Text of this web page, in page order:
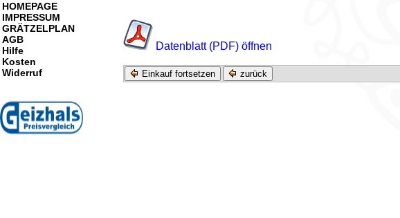
Datenblatt (PDF) öffnen
Einkauf fortsetzen zurück
HOMEPAGE
IMPRESSUM
GRÄTZELPLAN
AGB
Hilfe
Kosten
Widerruf